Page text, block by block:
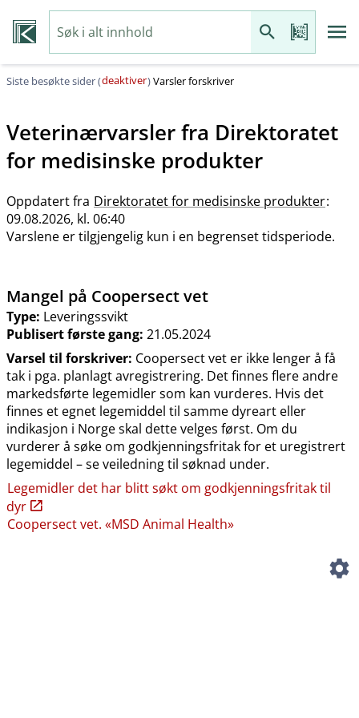
Siste besøkte sider (deaktiver)Varsler forskriver
Veterinærvarsler fra Direktoratet
for medisinske produkter
Oppdatert fra Direktoratet for medisinske produkter:
09.08.2026, kl. 06:40
Varslene er tilgjengelig kun i en begrenset tidsperiode.
Mangel på Coopersect vet
Type: Leveringssvikt
Publisert første gang: 21.05.2024
Varsel til forskriver: Coopersect vet er ikke lenger å få
tak i pga. planlagt avregistrering. Det finnes flere andre
markedsførte legemidler som kan vurderes. Hvis det
finnes et egnet legemiddel til samme dyreart eller
indikasjon i Norge skal dette velges først. Om du
vurderer å søke om godkjenningsfritak for et uregistrert
legemiddel – se veiledning til søknad under.
Legemidler det har blitt søkt om godkjenningsfritak til
dyr
Coopersect vet. «MSD Animal Health»